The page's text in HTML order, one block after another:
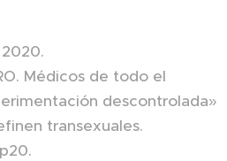
Médicos de todo el
descontrolada»
transexuales.